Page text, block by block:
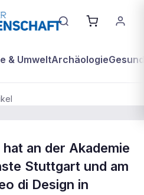
& UmweltArchäologie
an der Akademie
Stuttgart und am
di Design in